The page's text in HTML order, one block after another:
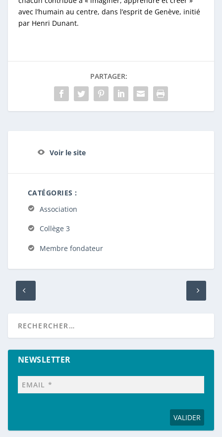
avec l’humain au centre, dans l’esprit de Genève, initié
par Henri Dunant.
PARTAGER:
Voir le site
CATÉGORIES :
Association
Collège 3
Membre fondateur
NEWSLETTER